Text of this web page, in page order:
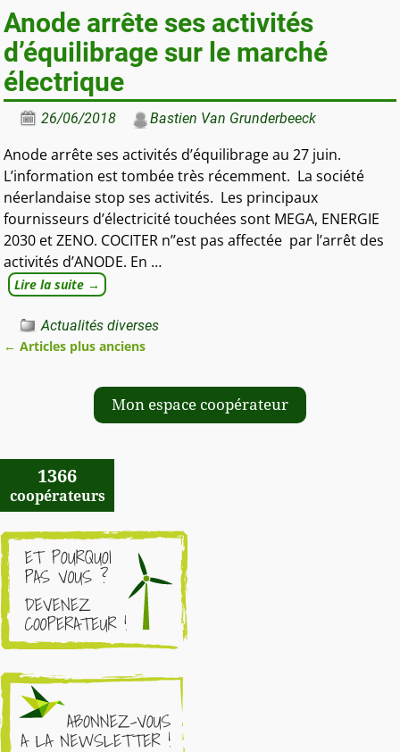
Anode arrête ses activités
d’équilibrage sur le marché
électrique
26/06/2018 Bastien Van Grunderbeeck
Anode arrête ses activités d’équilibrage au 27 juin.
L’information est tombée très récemment. La société
néerlandaise stop ses activités. Les principaux
fournisseurs d’électricité touchées sont MEGA, ENERGIE
2030 et ZENO. COCITER n’’est pas affectée par l’arrêt des
activités d’ANODE. En …
Lire la suite →
Actualités diverses
← Articles plus anciens
Mon espace coopérateur
1366
coopérateurs